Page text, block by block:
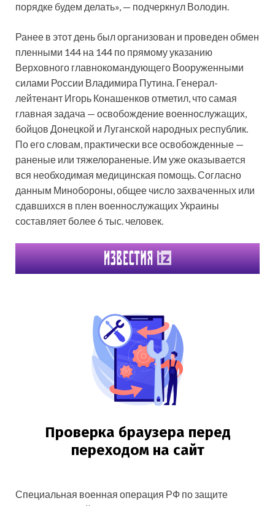
порядке будем делать», — подчеркнул Володин.
Ранее в этот день был организован и проведен обмен
пленными 144 на 144 по прямому указанию
Верховного главнокомандующего Вооруженными
силами России Владимира Путина. Генерал-
лейтенант Игорь Конашенков отметил, что самая
главная задача — освобождение военнослужащих,
бойцов Донецкой и Луганской народных республик.
По его словам, практически все освобожденные —
раненые или тяжелораненые. Им уже оказывается
вся необходимая медицинская помощь. Согласно
данным Минобороны, общее число захваченных или
сдавшихся в плен военнослужащих Украины
составляет более 6 тыс. человек.
Специальная военная операция РФ по защите